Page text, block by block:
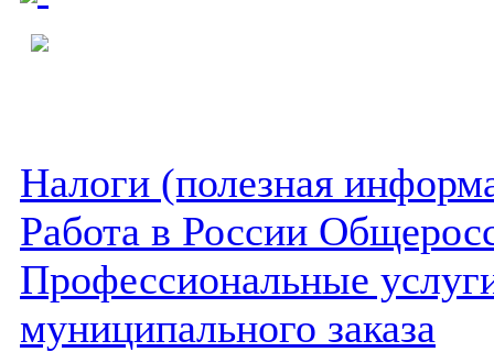
Налоги (полезная
Работа в России
Профессиональные
муниципального заказа